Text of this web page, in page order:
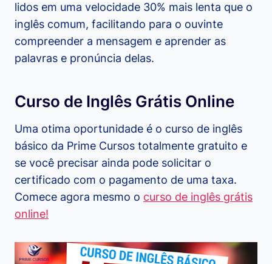
lidos em uma velocidade 30% mais lenta que o
inglês comum, facilitando para o ouvinte
compreender a mensagem e aprender as
palavras e pronúncia delas.
Curso de Inglês Grátis Online
Uma otima oportunidade é o curso de inglês
básico da Prime Cursos totalmente gratuito e
se você precisar ainda pode solicitar o
certificado com o pagamento de uma taxa.
Comece agora mesmo o curso de inglês grátis
online!